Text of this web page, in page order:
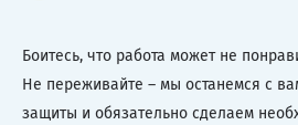
Боитесь, что работа может не
Не переживайте – мы останемся с
защиты и обязательно сделаем